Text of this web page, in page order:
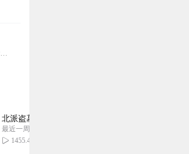
穿越到了异界的郑鸣，随身带着一副英雄牌，只要有足够的声望值，就可以召唤出这些英雄牌中的英雄，借助这些英雄的力量，你可以横刀立马，你可以飞檐走壁，你可以打出天外飞...
北派盗墓笔记丨头陀渊出品丨悬疑灵异丨摸金校尉
最近一周更新
1455.47万